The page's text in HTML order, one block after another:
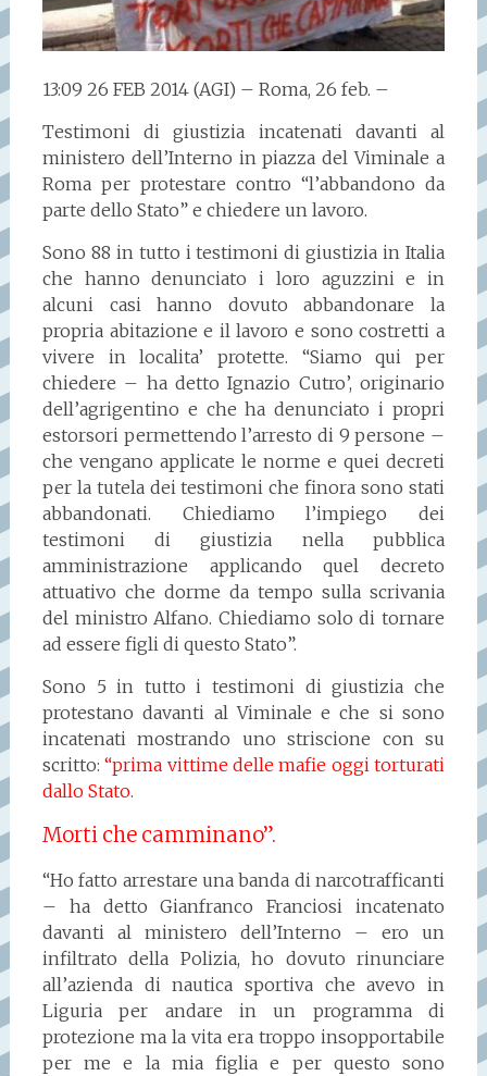
13:09 26 FEB 2014 (AGI) – Roma, 26 feb. –
Testimoni di giustizia incatenati davanti al
ministero dell’Interno in piazza del Viminale a
Roma per protestare contro “l’abbandono da
parte dello Stato” e chiedere un lavoro.
Sono 88 in tutto i testimoni di giustizia in Italia
che hanno denunciato i loro aguzzini e in
alcuni casi hanno dovuto abbandonare la
propria abitazione e il lavoro e sono costretti a
vivere in localita’ protette. “Siamo qui per
chiedere – ha detto Ignazio Cutro’, originario
dell’agrigentino e che ha denunciato i propri
estorsori permettendo l’arresto di 9 persone –
che vengano applicate le norme e quei decreti
per la tutela dei testimoni che finora sono stati
abbandonati. Chiediamo l’impiego dei
testimoni di giustizia nella pubblica
amministrazione applicando quel decreto
attuativo che dorme da tempo sulla scrivania
del ministro Alfano. Chiediamo solo di tornare
ad essere figli di questo Stato”.
Sono 5 in tutto i testimoni di giustizia che
protestano davanti al Viminale e che si sono
incatenati mostrando uno striscione con su
scritto:“prima vittime delle mafie oggi torturati
dallo Stato.
Morti che camminano”.
“Ho fatto arrestare una banda di narcotrafficanti
– ha detto Gianfranco Franciosi incatenato
davanti al ministero dell’Interno – ero un
infiltrato della Polizia, ho dovuto rinunciare
all’azienda di nautica sportiva che avevo in
Liguria per andare in un programma di
protezione ma la vita era troppo insopportabile
per me e la mia figlia e per questo sono